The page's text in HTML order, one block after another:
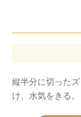
縦半分に切った
け、水気をきる。